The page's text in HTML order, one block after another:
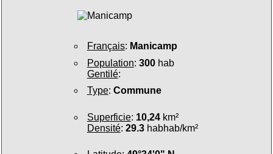
Français: Manicamp
Population: 300hab
Gentilé:
Type: Commune
Superficie: 10,24km²
Densité: 29.3habhab/km²